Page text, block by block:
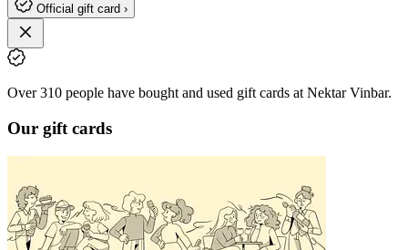
Official gift card ›
Over 310 people have bought and used gift cards at Nektar Vinbar.
Our gift cards